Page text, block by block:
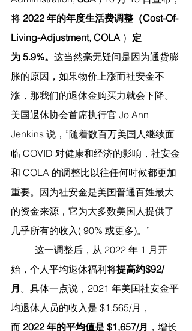
将 2022 年的年度生活费调整（Cost-Of-
Living-Adjustment, COLA ） 定
为 5.9%。 这当然毫无疑问是因为通货膨
胀的原因，如果物价上涨而社安金不
涨，那我们的退休金购买力就会下降。
美国退休协会首席执行官 Jo Ann
Jenkins 说，”随着数百万美国人继续面
临 COVID 对健康和经济的影响，社安金
和 COLA 的调整比以往任何时候都更加
重要。因为社安金是美国普通百姓最大
的资金来源，它为大多数美国人提供了
几乎所有的收入( 90% 或更多)。”
始，个人平均退休福利将提高约$92/
月 。具体一点说，2021 年美国社安金平
均退休人员的收入是 $1,565/月，
而 2022 年的平均值是 $1,657/月 ，增长